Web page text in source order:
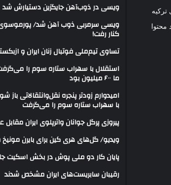
ترکیه
ویسی در ذوب‌آهن جایگزین دستیارش شد
کنار رفت!
تساوی تیم‌ملی فوتبال زنان ایران و
استقلال با سهراب ستاره سوم را
ما ۶۰۰ میلیون بود
امیدوارم زودتر پنجره نقل‌وانتقالاتی باز
با سهراب ستاره سوم را می‌گرفت
پیروزی پرگل جوانان واترپلوی ایران مقابل
ویدیو/ گل‌های هری‌ کین برای بایرن
پایان کار دو ملی پوش در بخش اسکیت
رقیبان سابریست‌های ایران مشخص شدند